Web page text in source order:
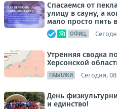
Спасаемся от
улицу в сауну, а
мало просто пить
ОФИЦ.
Утренняя сводка
Херсонской
ПАБЛИКИ Сегодня,
День
и единство!